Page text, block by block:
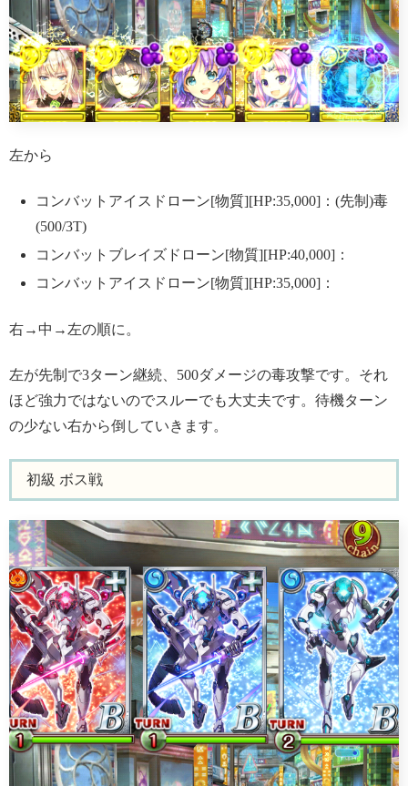
左から
コンバットアイスドローン[物質][HP:35,000]：(先制)毒
(500/3T)
コンバットブレイズドローン[物質][HP:40,000]：
コンバットアイスドローン[物質][HP:35,000]：
右→中→左の順に。
左が先制で3ターン継続、500ダメージの毒攻撃です。それ
ほど強力ではないのでスルーでも大丈夫です。待機ターン
の少ない右から倒していきます。
初級 ボス戦